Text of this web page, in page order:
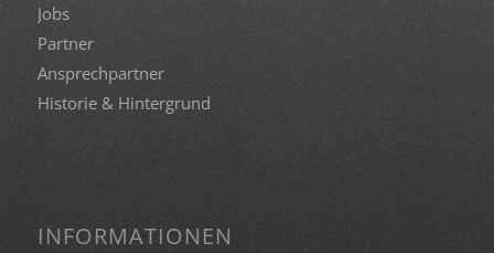
Jobs
Partner
Ansprechpartner
Historie & Hintergrund
INFORMATIONEN